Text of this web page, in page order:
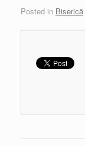
Posted in Biserică